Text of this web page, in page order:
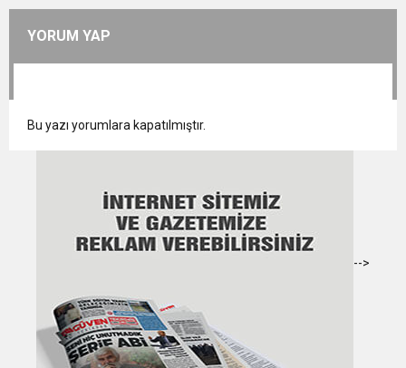
YORUM YAP
Bu yazı yorumlara kapatılmıştır.
-->